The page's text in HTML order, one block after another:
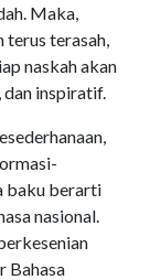
Maka,
terasah,
naskah akan
inspiratif.
baku berarti
nasional.
Bahasa